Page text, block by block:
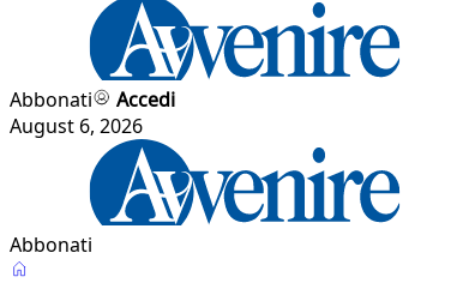
Abbonati
Accedi
August 6, 2026
Abbonati